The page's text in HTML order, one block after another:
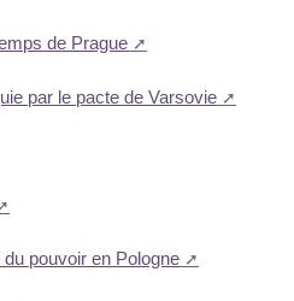
de Prague
par le pacte de Varsovie
pouvoir en Pologne